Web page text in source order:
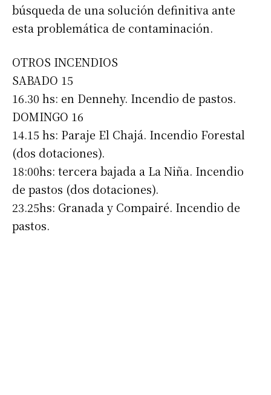
Suscribirme gratis
Dirección de correo electrónico *
búsqueda de una solución definitiva ante
esta problemática de contaminación.
OTROS INCENDIOS
SABADO 15
16.30 hs: en Dennehy. Incendio de pastos.
DOMINGO 16
14.15 hs: Paraje El Chajá. Incendio Forestal
(dos dotaciones).
18:00hs: tercera bajada a La Niña. Incendio
de pastos (dos dotaciones).
23.25hs: Granada y Compairé. Incendio de
pastos.